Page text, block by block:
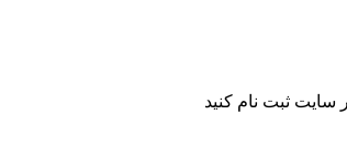
ثبت نام کنید